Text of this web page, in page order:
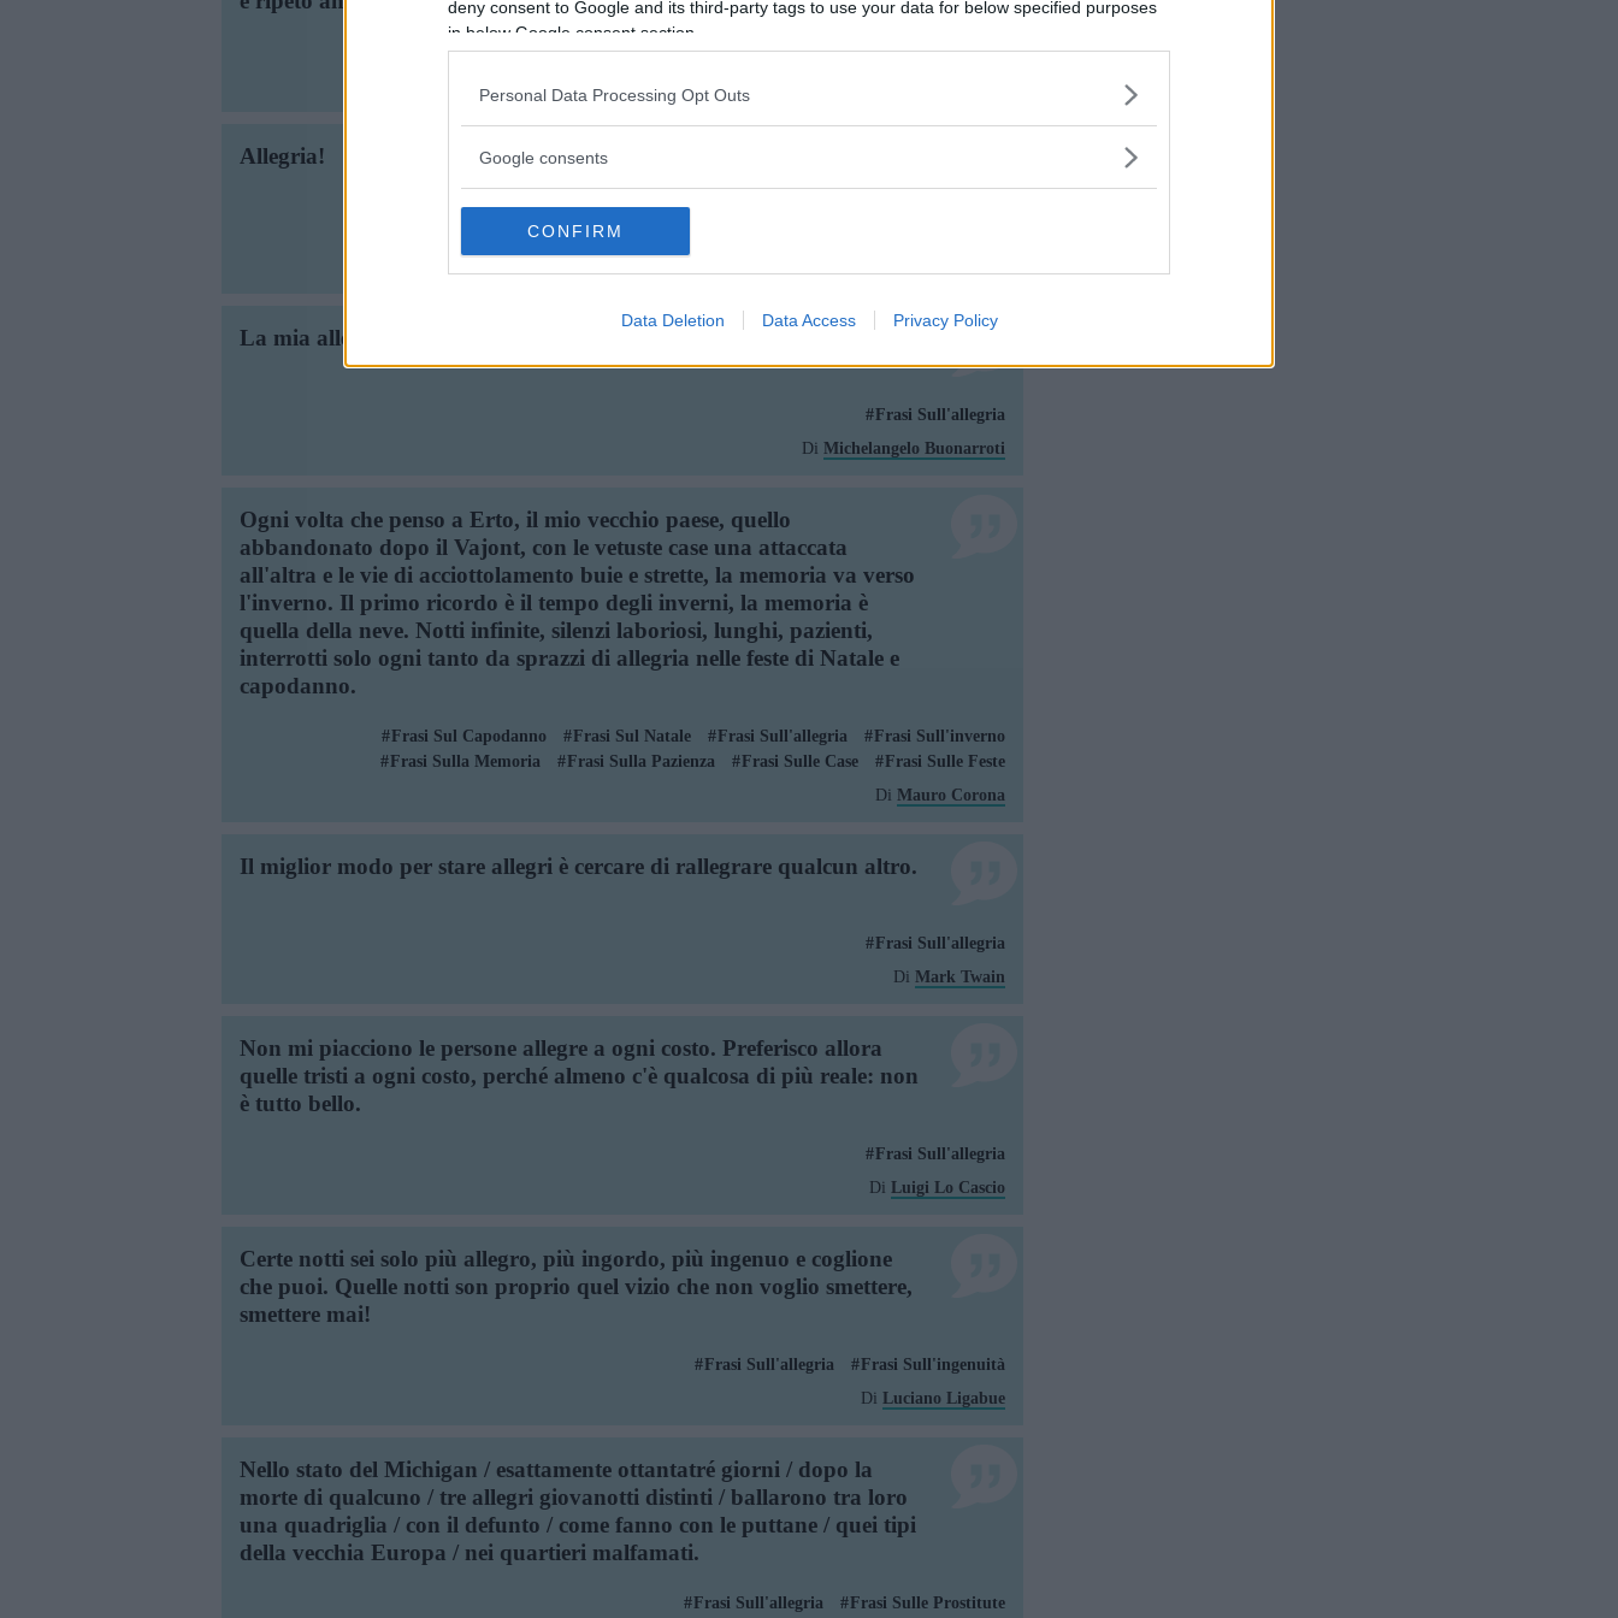
deny consent to Google and its third-party tags to use your data for below specified purposes
in below Google consent section.
Personal Data Processing Opt Outs
Google consents
CONFIRM
Data Deletion Data Access Privacy Policy
Frasi Sul Tradimento Frasi Sull'allegria
Frasi Sulla Leggerezza
Allegria!
La mia allegrezza è la malinconia.
Frasi Sull'allegria
Di Michelangelo Buonarroti
Ogni volta che penso a Erto, il mio vecchio paese, quello
abbandonato dopo il Vajont, con le vetuste case una attaccata
all'altra e le vie di acciottolamento buie e strette, la memoria va verso
l'inverno. Il primo ricordo è il tempo degli inverni, la memoria è
quella della neve. Notti infinite, silenzi laboriosi, lunghi, pazienti,
interrotti solo ogni tanto da sprazzi di allegria nelle feste di Natale e
capodanno.
Frasi Sul Capodanno Frasi Sul Natale Frasi Sull'allegria
Frasi Sull'inverno
Frasi Sulla Memoria
Frasi Sulla Pazienza Frasi Sulle Case
Frasi Sulle Feste
Di Mauro Corona
Il miglior modo per stare allegri è cercare di rallegrare qualcun altro.
Frasi Sull'allegria
Di Mark Twain
Non mi piacciono le persone allegre a ogni costo. Preferisco allora
quelle tristi a ogni costo, perché almeno c'è qualcosa di più reale: non
è tutto bello.
Frasi Sull'allegria
Di Luigi Lo Cascio
Certe notti sei solo più allegro, più ingordo, più ingenuo e coglione
che puoi. Quelle notti son proprio quel vizio che non voglio smettere,
smettere mai!
Frasi Sull'allegria
Frasi Sull'ingenuità
Di Luciano Ligabue
Nello stato del Michigan / esattamente ottantatré giorni / dopo la
morte di qualcuno / tre allegri giovanotti distinti / ballarono tra loro
una quadriglia / con il defunto / come fanno con le puttane / quei tipi
della vecchia Europa / nei quartieri malfamati.
Frasi Sull'allegria Frasi Sulle Prostitute